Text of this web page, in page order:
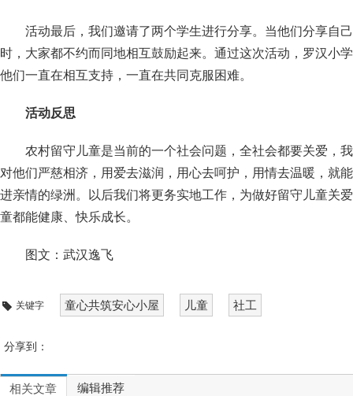
活动最后，我们邀请了两个学生进行分享。当他们分享自
时，大家都不约而同地相互鼓励起来。通过这次活动，罗汉小
他们一直在相互支持，一直在共同克服困难。
活动反思
农村留守儿童是当前的一个社会问题，全社会都要关爱，
对他们严慈相济，用爱去滋润，用心去呵护，用情去温暖，就
进亲情的绿洲。以后我们将更务实地工作，为做好留守儿童关
童都能健康、快乐成长。
图文：武汉逸飞
关键字 童心共筑安心小屋 儿童 社工
分享到：
相关文章 编辑推荐